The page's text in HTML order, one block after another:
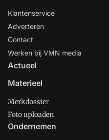
Klantenservice
Adverteren
Contact
Werken bij VMN media
Actueel
Materieel
Merkdossier
Foto uploaden
Ondernemen